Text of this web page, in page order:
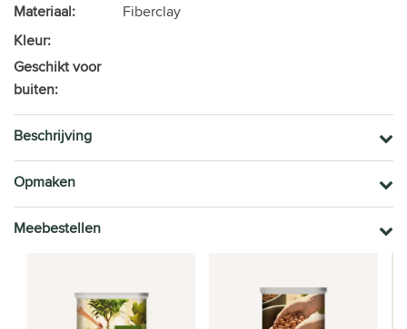
Materiaal:
Fiberclay
Kleur:
Geschikt voor
buiten:
Beschrijving
Opmaken
Meebestellen